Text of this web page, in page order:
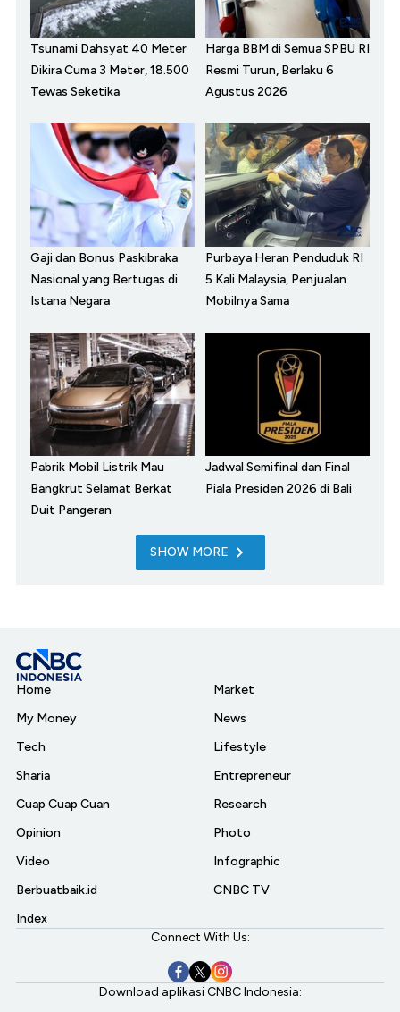
Tsunami Dahsyat 40 Meter
Dikira Cuma 3 Meter, 18.500
Tewas Seketika
Harga BBM di Semua SPBU RI
Resmi Turun, Berlaku 6
Agustus 2026
Gaji dan Bonus Paskibraka
Nasional yang Bertugas di
Istana Negara
Purbaya Heran Penduduk RI
5 Kali Malaysia, Penjualan
Mobilnya Sama
Pabrik Mobil Listrik Mau
Bangkrut Selamat Berkat
Duit Pangeran
Jadwal Semifinal dan Final
Piala Presiden 2026 di Bali
SHOW MORE
Home
My Money
Tech
Sharia
Cuap Cuap Cuan
Opinion
Video
Berbuatbaik.id
Index
Market
News
Lifestyle
Entrepreneur
Research
Photo
Infographic
CNBC TV
Connect With Us:
Download aplikasi CNBC Indonesia: